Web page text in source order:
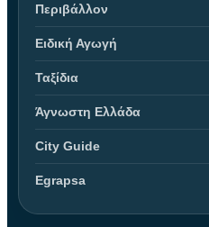
Περιβάλλον
Ειδική Αγωγή
Ταξίδια
Άγνωστη Ελλάδα
City Guide
Egrapsa